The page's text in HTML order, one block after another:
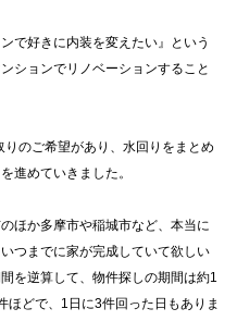
で好きに内装を変えたい』という
ションでリノベーションすること
のご希望があり、水回りをまとめ
進めていきました。
ほか多摩市や稲城市など、本当に
つまでに家が完成していて欲しい
を逆算して、物件探しの期間は約1
ほどで、1日に3件回った日もありま